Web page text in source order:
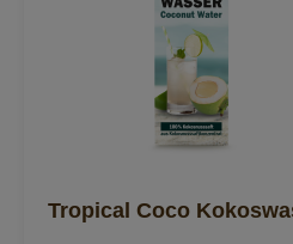
Tropical Coco